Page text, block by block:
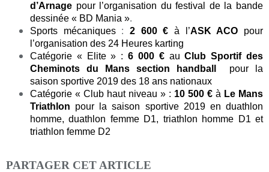
d’Arnage pour l’organisation du festival de la bande
dessinée « BD Mania ».
Sports mécaniques:2 600 €à l’ASK ACO pour
l’organisation des 24 Heures karting
Catégorie « Elite » :6 000 € auClub Sportif des
Cheminots du Mans section handball
pour la
saison sportive 2019 des 18 ans nationaux
Catégorie « Club haut niveau » : 10 500 € à Le Mans
Triathlon pour la saison sportive 2019 en duathlon
homme, duathlon femme D1, triathlon homme D1 et
triathlon femme D2
PARTAGER CET ARTICLE